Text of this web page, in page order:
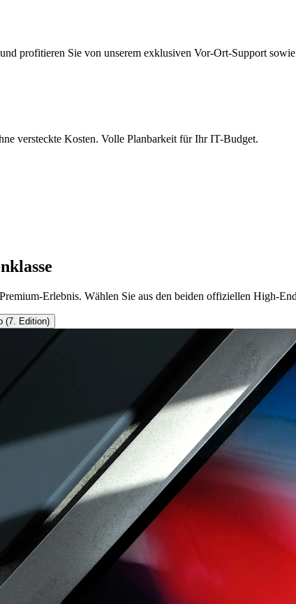
profitieren Sie von unserem exklusiven Vor-Ort-Support
versteckte Kosten. Volle Planbarkeit für Ihr IT-Budget.
Erlebnis. Wählen Sie aus den beiden offiziellen High-
(7. Edition)